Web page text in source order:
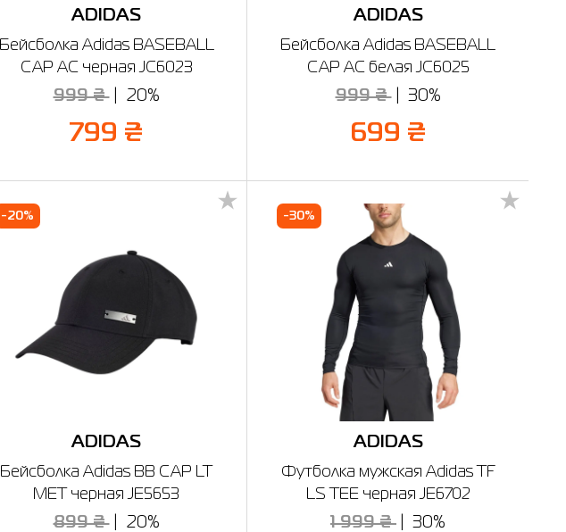
ADIDAS
Бейсболка Adidas BASEBALL
CAP AC черная JC6023
999 ₴ 20%
799 ₴
ADIDAS
Бейсболка Adidas BASEBALL
CAP AC белая JC6025
999 ₴ 30%
699 ₴
-20%
ADIDAS
Бейсболка Adidas BB CAP LT
MET черная JE5653
899 ₴ 20%
-30%
ADIDAS
Футболка мужская Adidas TF
LS TEE черная JE6702
1 999 ₴ 30%